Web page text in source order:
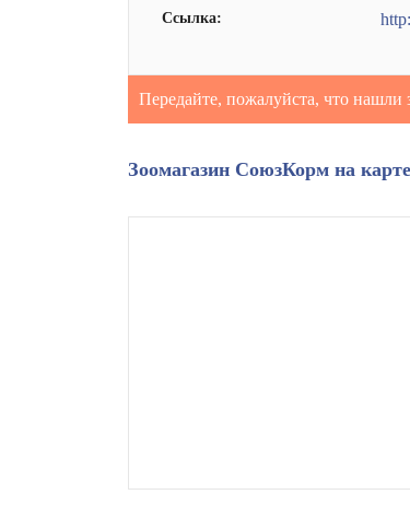
Ссылка:
Передайте, пожалуйста, что нашли
Зоомагазин СоюзКорм на карте